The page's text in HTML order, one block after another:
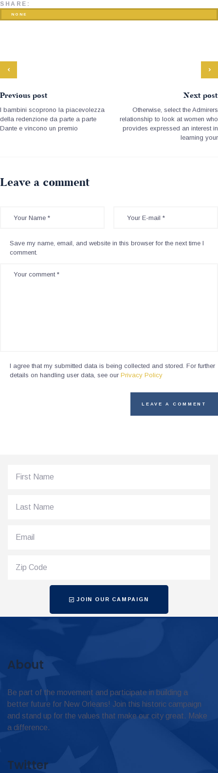
SHARE:
NONE
Previous post
I bambini scoprono la piacevolezza
della redenzione da parte a parte
Dante e vincono un premio
Next post
Otherwise, select the Admirers
relationship to look at women who
provides expressed an interest in
learning your
Leave a comment
Save my name, email, and website in this browser for the next time I
comment.
I agree that my submitted data is being collected and stored. For further
details on handling user data, see our Privacy Policy
JOIN OUR CAMPAIGN
About
Be part of the movement and participate in building a
better future for New Orleans! Join this historic campaign
and stand up for the values that make our city great. Make
a difference.
Twitter